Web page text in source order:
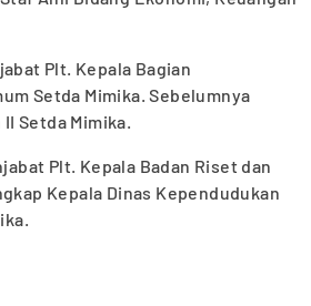
Plt. Kepala Bagian
Setda Mimika. Sebelumnya
Setda Mimika.
Plt. Kepala Badan Riset dan
Kepala Dinas Kependudukan